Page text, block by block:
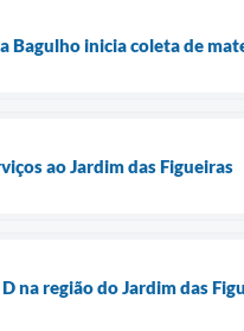
Bagulho inicia coleta de
ao Jardim das Figueiras
D na região do Jardim das